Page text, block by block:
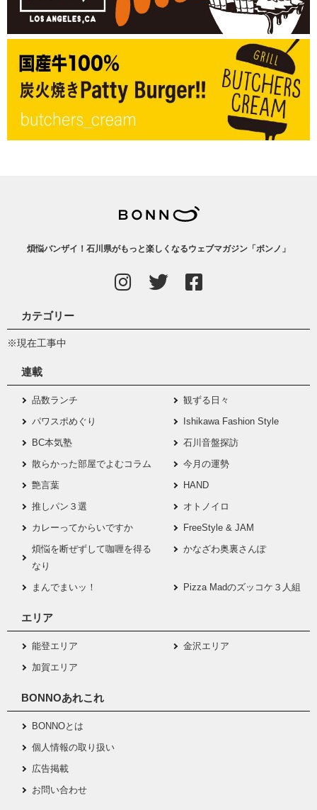
煩悩バンザイ！石川県がもっと楽しくなるウェブマガジン「ボンノ」
カテゴリー
※現在工事中
連載
品数ランチ
観ずる日々
パワスポめぐり
Ishikawa Fashion Style
BC本気塾
石川音盤探訪
散らかった部屋でよむコラム
今月の運勢
艶言葉
HAND
推しパン３選
オトノイロ
カレーってからいですか
FreeStyle & JAM
煩悩を断ぜずして咖喱を得る
なり
かなざわ奥裏さんぽ
まんでまいッ！ Pizza Madのズッコケ３人組
エリア
能登エリア
金沢エリア
加賀エリア
BONNOあれこれ
BONNOとは
個人情報の取り扱い
広告掲載
お問い合わせ